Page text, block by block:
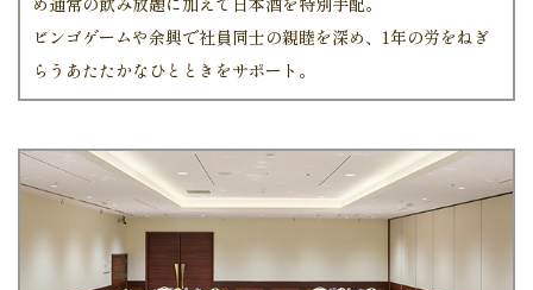
ビンゴゲームや余興で社員同士の親睦を深め、1年の労をねぎ
らうあたたかなひとときをサポート。